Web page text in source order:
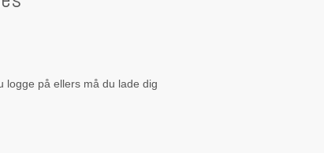
logge på ellers må du lade dig